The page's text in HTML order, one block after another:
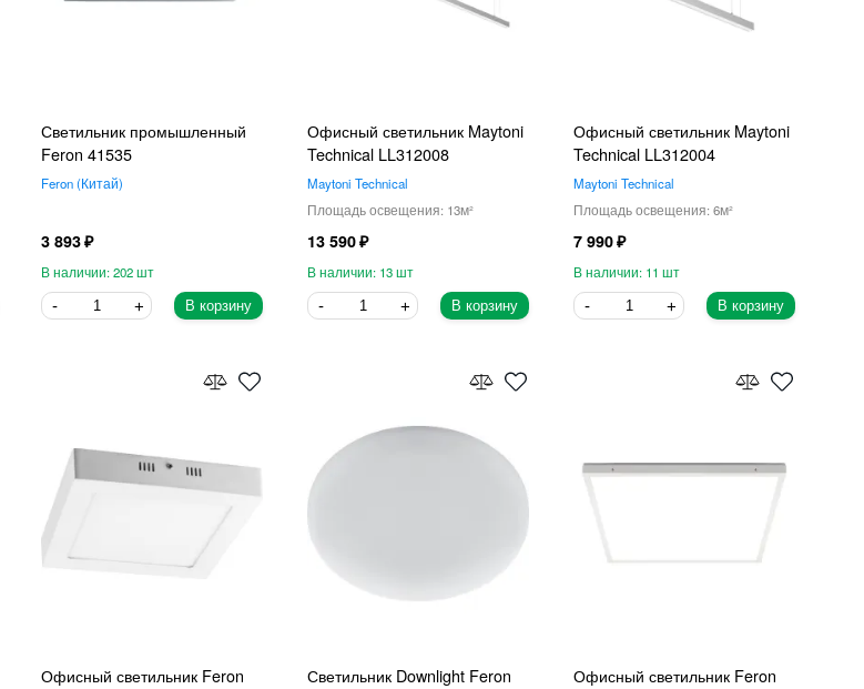
Светильник промышленный
Feron 41535
Feron Китай
3 893
202
В корзину
Офисный светильник Maytoni
Technical LL312008
Maytoni Technical
13
13 590
13
В корзину
Офисный светильник Maytoni
Technical LL312004
Maytoni Technical
6
7 990
11
В корзину
Офисный светильник Feron
Светильник Downlight Feron
Офисный светильник Feron